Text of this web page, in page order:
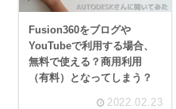
Fusion360をブログや
YouTubeで利用する場合、
無料で使える？商用利用
（有料）となってしまう？
2022.02.23